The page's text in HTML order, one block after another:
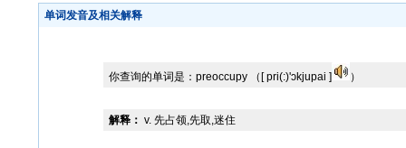
单词发音及相关解释
你查询的单词是： preoccupy （[ pri(:)'ɔkjupai ] ）
解释： v. 先占领,先取,迷住